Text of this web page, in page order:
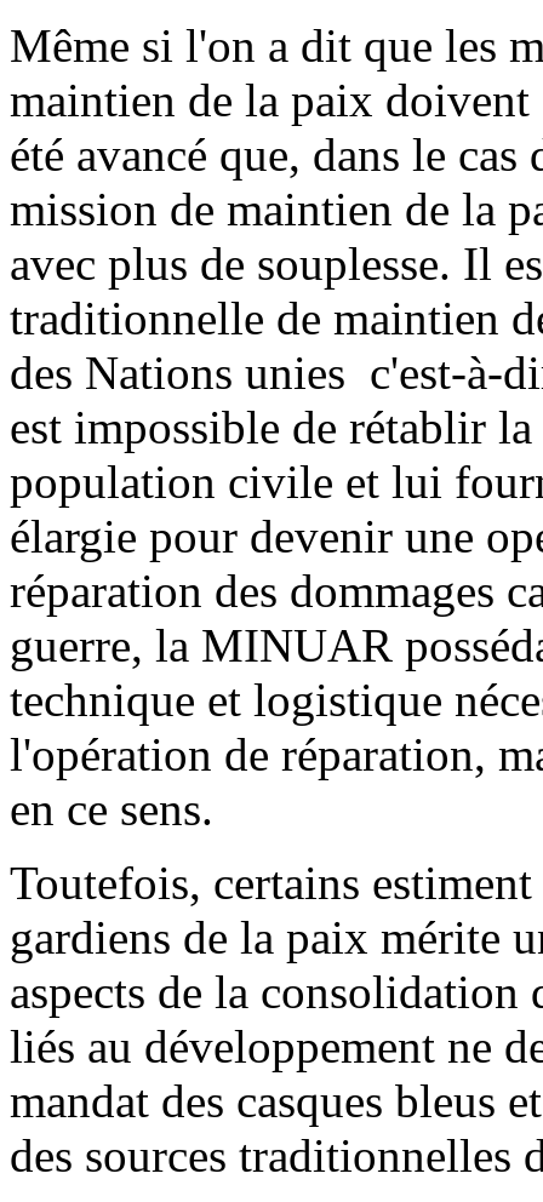
Même si l'on a dit que les
maintien de la paix
été avancé que, dans le
mission de maintien de la
avec plus de souplesse. Il
traditionnelle de maintien
des Nations unies ­ c'est-à-
est impossible de rétablir
population civile et lui
élargie pour devenir une
réparation des dommages
guerre, la MINUAR
technique et logistique
l'opération de réparation,
en ce sens.
Toutefois, certains
gardiens de la paix mérite
aspects de la
liés au développement ne
mandat des casques bleus
des sources traditionnelles